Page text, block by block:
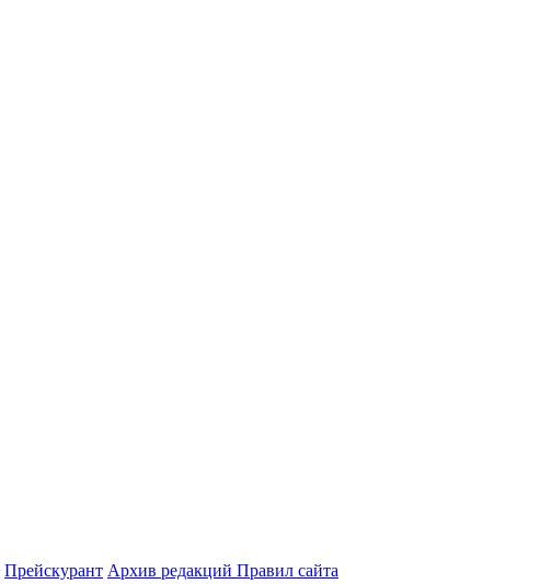
Прейскурант Архив редакций Правил сайта